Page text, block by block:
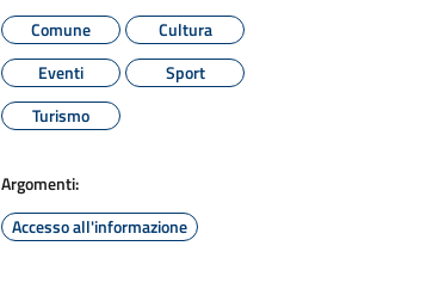
Comune
Cultura
Eventi
Sport
Turismo
Argomenti:
Accesso all'informazione